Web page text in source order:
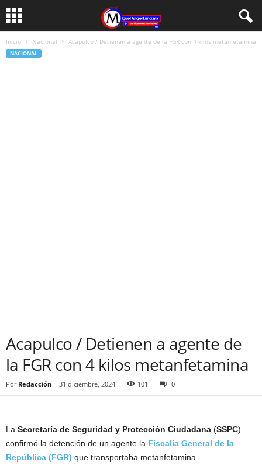
Inicio Nacional Acapulco / Detienen a agente de la FGR con 4 kilos metanfetamina
NACIONAL
Acapulco / Detienen a agente de
la FGR con 4 kilos metanfetamina
Por Redacción - 31 diciembre, 2024 101 0
La Secretaría de Seguridad y Protección Ciudadana (SSPC)
confirmó la detención de un agente la Fiscalía General de la
República (FGR) que transportaba metanfetamina